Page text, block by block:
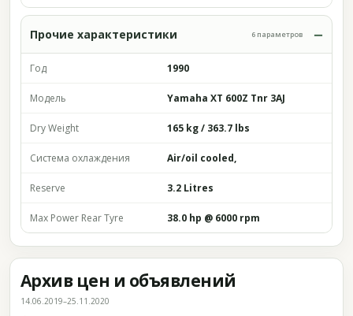
Прочие характеристики 6 параметров
Год 1990
Модель Yamaha XT 600Z Tnr 3AJ
Dry Weight 165 kg / 363.7 lbs
Система охлаждения Air/oil cooled,
Reserve 3.2 Litres
Max Power Rear Tyre 38.0 hp @ 6000 rpm
Архив цен и объявлений
14.06.2019–25.11.2020